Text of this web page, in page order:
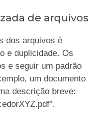
de arquivos
dos arquivos é
e duplicidade. Os
e seguir um padrão
um documento
descrição breve: